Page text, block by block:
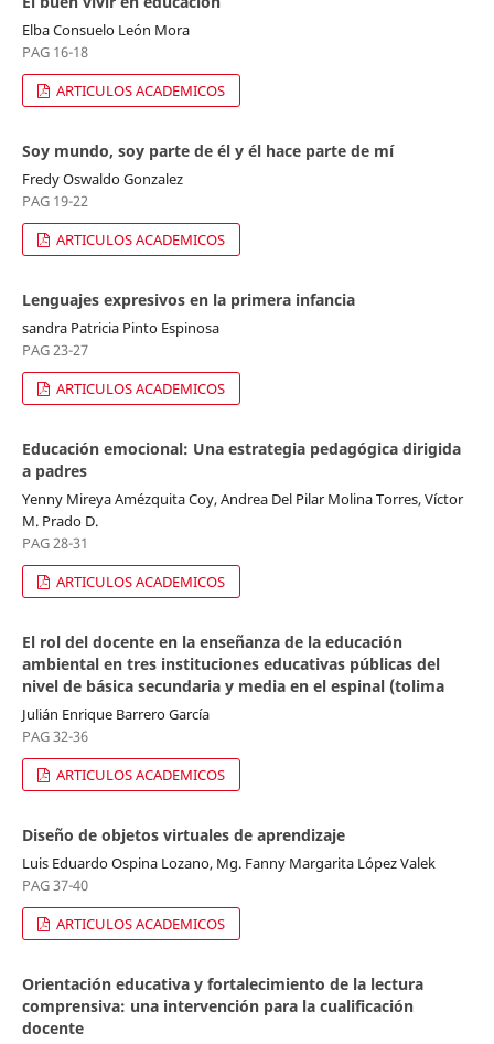
Elba Consuelo León Mora
PAG 16-18
ARTICULOS ACADEMICOS
Soy mundo, soy parte de él y él hace parte de mí
Fredy Oswaldo Gonzalez
PAG 19-22
ARTICULOS ACADEMICOS
Lenguajes expresivos en la primera infancia
sandra Patricia Pinto Espinosa
PAG 23-27
ARTICULOS ACADEMICOS
Educación emocional: Una estrategia pedagógica dirigida
a padres
Yenny Mireya Amézquita Coy, Andrea Del Pilar Molina Torres, Víctor
M. Prado D.
PAG 28-31
ARTICULOS ACADEMICOS
El rol del docente en la enseñanza de la educación
ambiental en tres instituciones educativas públicas del
nivel de básica secundaria y media en el espinal (tolima
Julián Enrique Barrero García
PAG 32-36
ARTICULOS ACADEMICOS
Diseño de objetos virtuales de aprendizaje
Luis Eduardo Ospina Lozano, Mg. Fanny Margarita López Valek
PAG 37-40
ARTICULOS ACADEMICOS
Orientación educativa y fortalecimiento de la lectura
comprensiva: una intervención para la cualificación
docente